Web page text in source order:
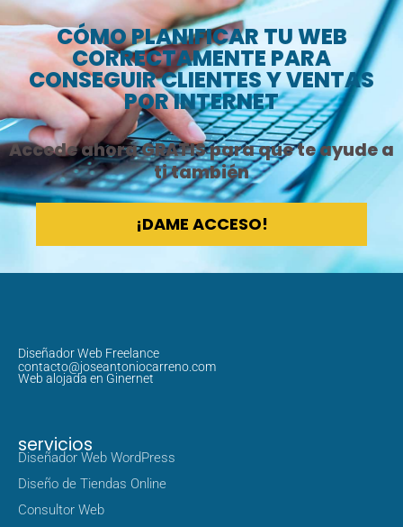
CÓMO PLANIFICAR TU WEB
CORRECTAMENTE PARA
CONSEGUIR CLIENTES Y VENTAS
POR INTERNET​
Accede ahora GRATIS para que te ayude a
ti también
¡DAME ACCESO!
Diseñador Web Freelance
contacto@joseantoniocarreno.com
Web alojada en Ginernet
servicios
Diseñador Web WordPress
Diseño de Tiendas Online
Consultor Web